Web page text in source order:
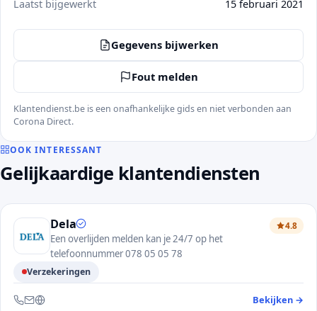
Laatst bijgewerkt 15 februari 2021
Gegevens bijwerken
Fout melden
Klantendienst.be is een onafhankelijke gids en niet verbonden aan
Corona Direct.
OOK INTERESSANT
Gelijkaardige klantendiensten
Dela
Een overlijden melden kan je 24/7 op het
telefoonnummer 078 05 05 78
4.8
Verzekeringen
Bereikbaar via telefoon, e-mail en website Bekijken →